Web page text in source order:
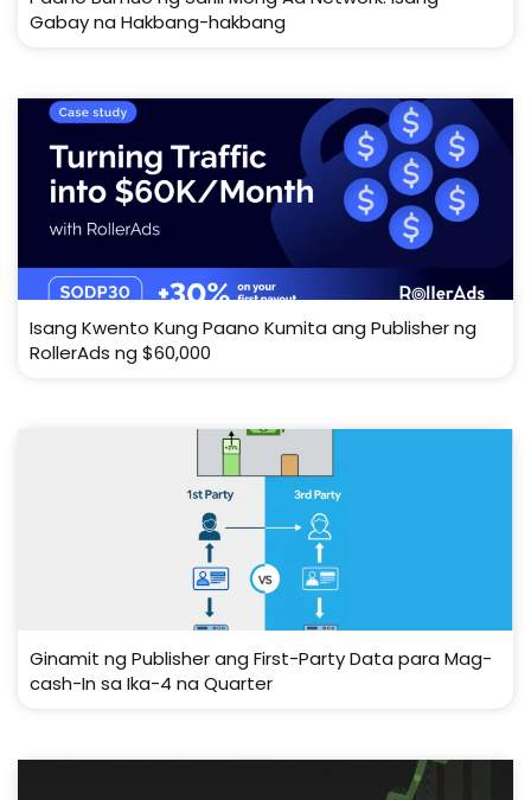
Gabay na Hakbang-hakbang
Isang Kwento Kung Paano Kumita ang Publisher ng
RollerAds ng $60,000
Ginamit ng Publisher ang First-Party Data para Mag-
cash-In sa Ika-4 na Quarter